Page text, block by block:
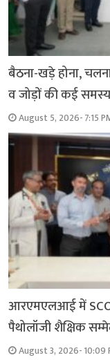
बैठना-खड़े होना,
व जोड़ों की कई
August 5, 2026- 7:15
आरएमएलआई में
पैथोलॉजी शैक्षिक
August 3, 2026- 10:09